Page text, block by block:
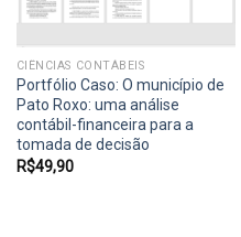
CIÊNCIAS CONTÁBEIS
Portfólio Caso: O município de
Pato Roxo: uma análise
contábil-financeira para a
tomada de decisão
R$49,90